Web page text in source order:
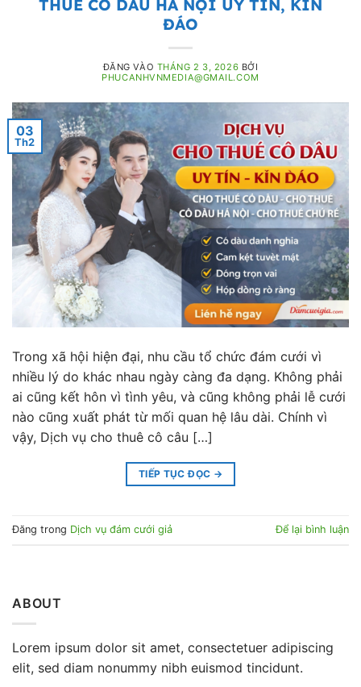
THUÊ CÔ DÂU HÀ NỘI UY TÍN, KÍN
ĐÁO
ĐĂNG VÀO THÁNG 2 3, 2026 BỞI
PHUCANHVNMEDIA@GMAIL.COM
03
Th2
Trong xã hội hiện đại, nhu cầu tổ chức đám cưới vì
nhiều lý do khác nhau ngày càng đa dạng. Không phải
ai cũng kết hôn vì tình yêu, và cũng không phải lễ cưới
nào cũng xuất phát từ mối quan hệ lâu dài. Chính vì
vậy, Dịch vụ cho thuê cô câu […]
TIẾP TỤC ĐỌC →
Đăng trong Dịch vụ đám cưới giả Để lại bình luận
ABOUT
Lorem ipsum dolor sit amet, consectetuer adipiscing
elit, sed diam nonummy nibh euismod tincidunt.